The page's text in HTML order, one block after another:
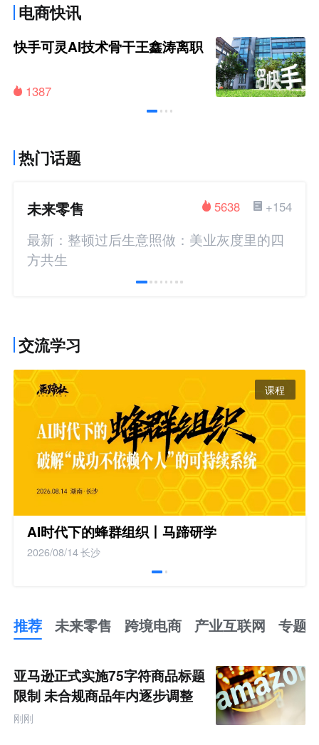
电商快讯
快手可灵AI技术骨干王鑫涛离职
1387
热门话题
未来零售 +154
5638
最新：整顿过后生意照做：美业灰度里的四
方共生
交流学习
课程
AI时代下的蜂群组织丨马蹄研学
2026/08/14长沙
推荐 未来零售 跨境电商 产业互联网 专题
未
来
零
售
跨
境
亚马逊正式实施75字符商品标题
限制 未合规商品年内逐步调整
刚刚